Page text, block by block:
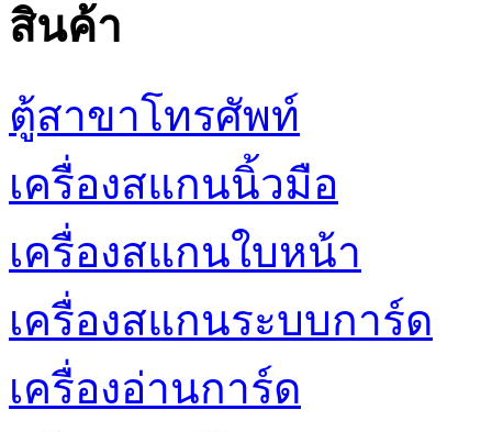
สินค้า
ตู้สาขาโทรศัพท์
เครื่องสแกนนิ้วมือ
เครื่องสแกนใบหน้า
เครื่องสแกนระบบการ์ด
เครื่องอ่านการ์ด